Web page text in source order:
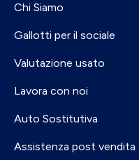
Chi Siamo
Gallotti per il sociale
Valutazione usato
Lavora con noi
Auto Sostitutiva
Assistenza post vendita